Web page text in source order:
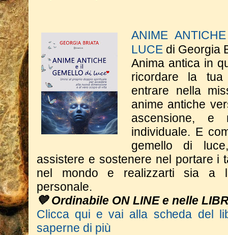
ANIME
LUCE di Georgia
Anima antica in
ricordare la
entrare nella
anime antiche
ascensione, e
individuale. E
gemello di
assistere e sostenere nel portare i
nel mondo e realizzarti sia a
personale.
💙 Ordinabile ON LINE e nelle
Clicca qui e vai alla scheda del
saperne di più